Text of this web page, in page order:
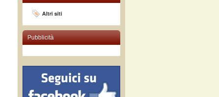
Altri siti
Pubblicità